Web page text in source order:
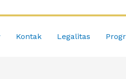
Kontak Legalitas